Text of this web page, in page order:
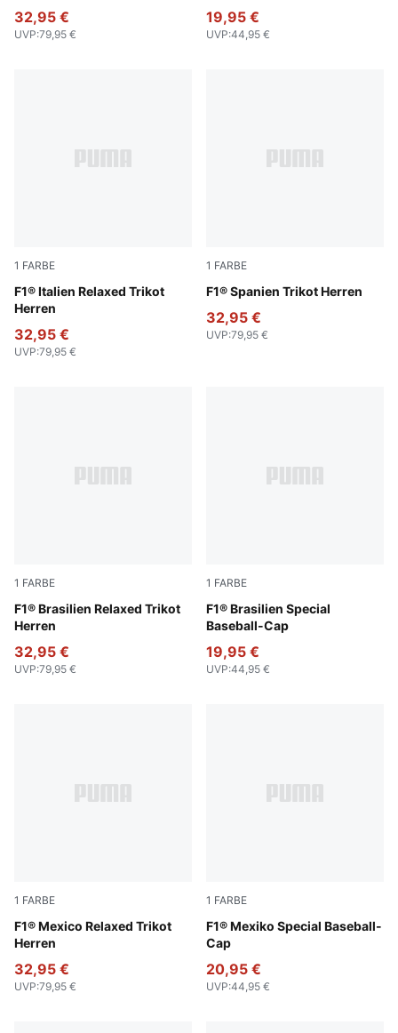
32,95 €
UVP:79,95 €
19,95 €
UVP:44,95 €
1 FARBE
F1® Italien Relaxed Trikot
Herren
Puma White
32,95 €
UVP:79,95 €
1 FARBE
F1® Spanien Trikot Herren
Melon Glow
32,95 €
UVP:79,95 €
1 FARBE
F1® Brasilien Relaxed Trikot
Herren
Festive Blue
32,95 €
UVP:79,95 €
1 FARBE
F1® Brasilien Special
Baseball-Cap
Festival Blue
19,95 €
UVP:44,95 €
1 FARBE
F1® Mexico Relaxed Trikot
Herren
PUMA Pink
32,95 €
UVP:79,95 €
1 FARBE
F1® Mexiko Special Baseball-
Cap
Cadmium Green
20,95 €
UVP:44,95 €